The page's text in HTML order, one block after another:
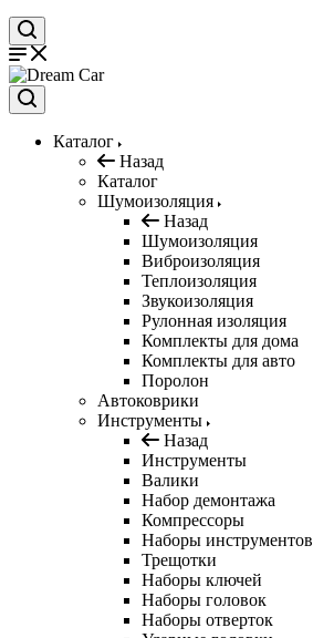
Каталог
Назад
Каталог
Шумоизоляция
Назад
Шумоизоляция
Виброизоляция
Теплоизоляция
Звукоизоляция
Рулонная изоляция
Комплекты для дома
Комплекты для авто
Поролон
Автоковрики
Инструменты
Назад
Инструменты
Валики
Набор демонтажа
Компрессоры
Наборы инструментов
Трещотки
Наборы ключей
Наборы головок
Наборы отверток